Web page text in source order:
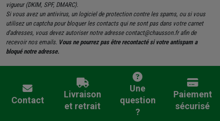
vigueur (DKIM, SPF, DMARC).
Si vous avez un antivirus, un logiciel de protection contre les spams, ou si vous
utilisez un captcha pour bloquer les contacts qui ne sont pas dans votre carnet
d'adresses, vous devez autoriser notre adresse contact@chausson.fr afin de
recevoir nos emails. Vous ne pourrez pas être recontacté si votre antispam a
bloqué notre adresse.
Contact
Livraison
et retrait
Une
question
?
Paiement
sécurisé